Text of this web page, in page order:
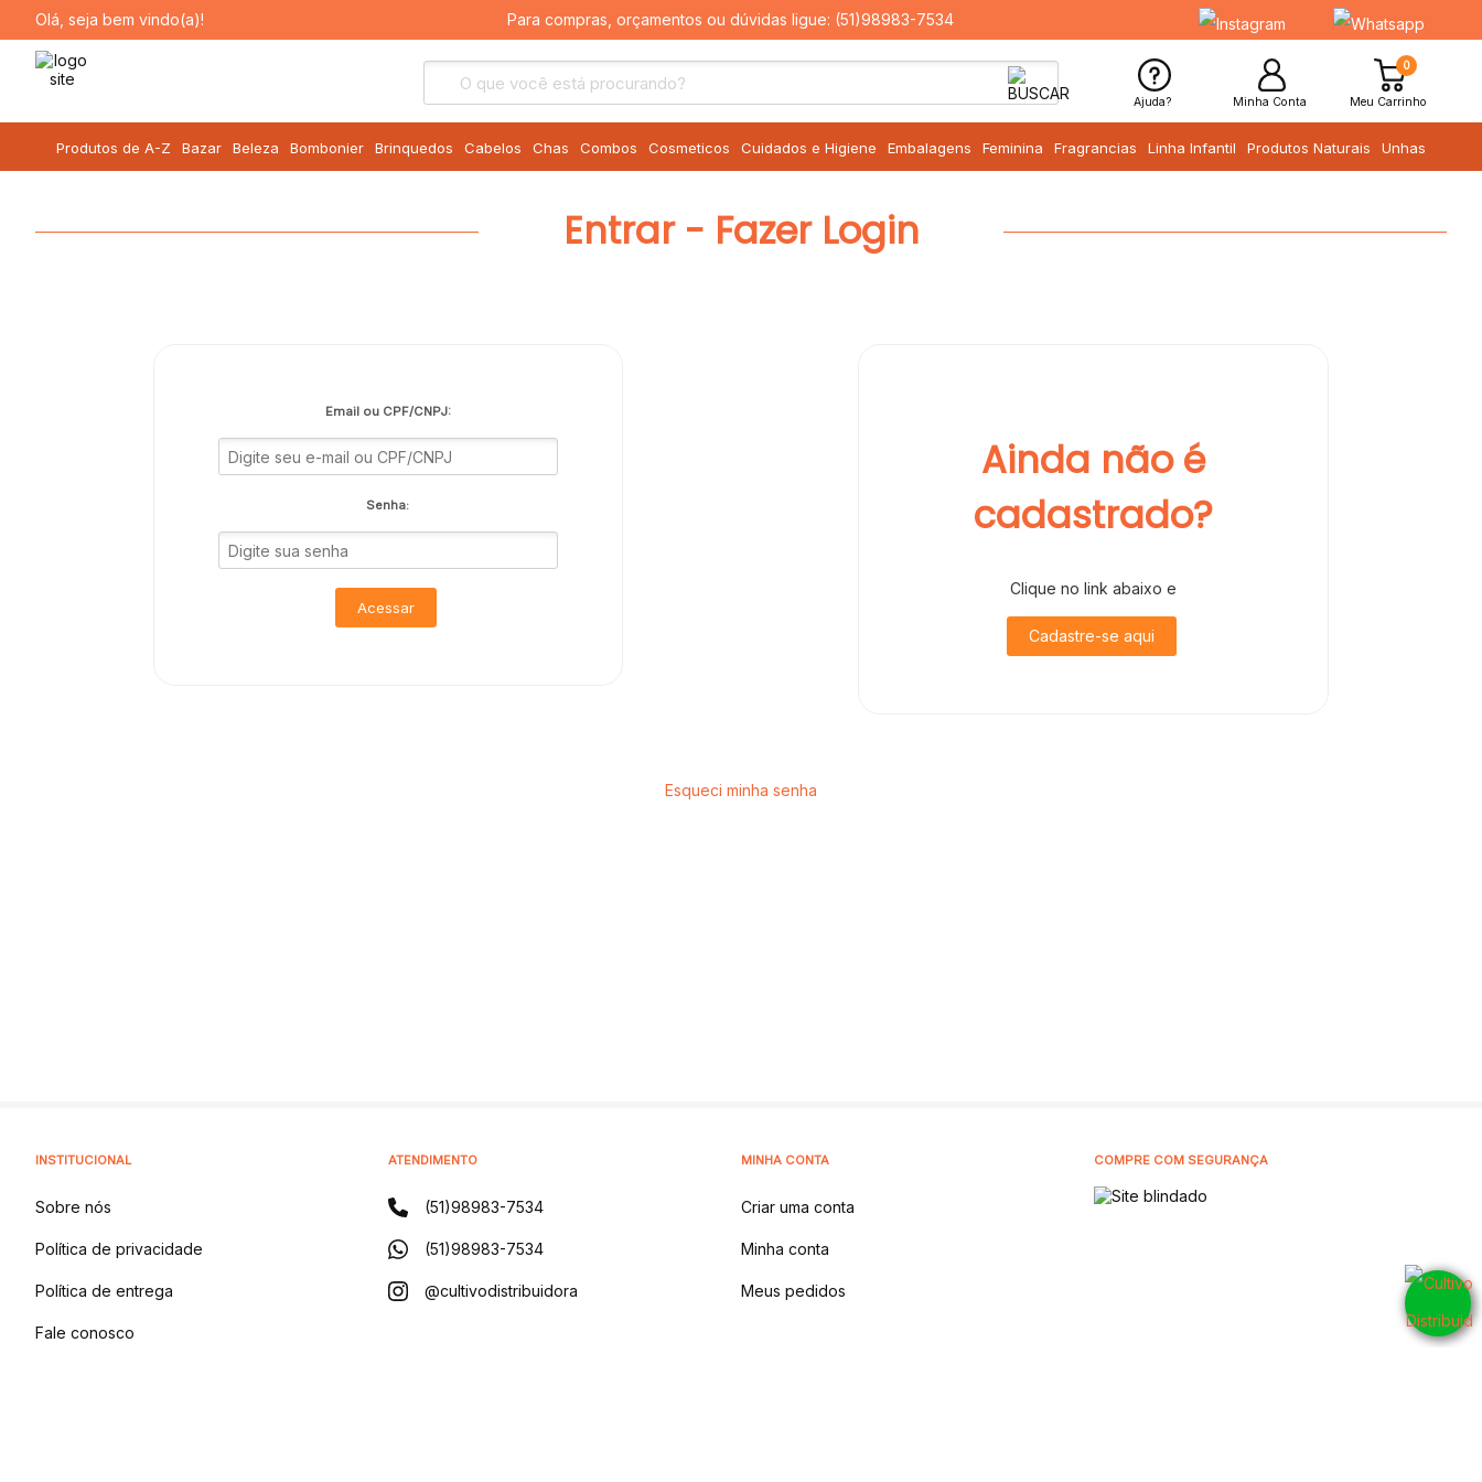
Olá, seja bem vindo(a)! Para compras, orçamentos ou dúvidas ligue: (51)98983-7534
Ajuda? Minha Conta
0
Meu Carrinho
Produtos de A-Z Bazar Beleza Bombonier Brinquedos Cabelos Chas Combos Cosmeticos Cuidados e Higiene Embalagens Feminina Fragrancias Linha Infantil Produtos Naturais Unhas
Entrar - Fazer Login
Email ou CPF/CNPJ:
Senha:
Acessar
Ainda não é
cadastrado?
Clique no link abaixo e
Cadastre-se aqui
Esqueci minha senha
INSTITUCIONAL
Sobre nós
Política de privacidade
Política de entrega
Fale conosco
ATENDIMENTO
(51)98983-7534
(51)98983-7534
@cultivodistribuidora
MINHA CONTA
Criar uma conta
Minha conta
Meus pedidos
COMPRE COM SEGURANÇA